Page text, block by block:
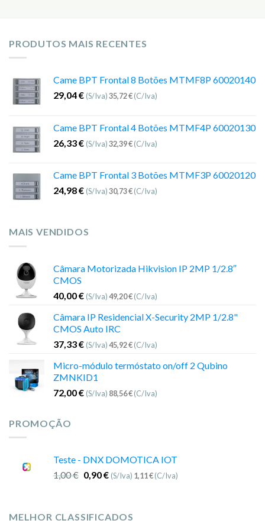
PRODUTOS MAIS RECENTES
Came BPT Frontal 8 Botões MTMF8P 60020140
29,04€ (S/Iva)35,72€(C/Iva)
Came BPT Frontal 4 Botões MTMF4P 60020130
26,33€ (S/Iva)32,39€(C/Iva)
Came BPT Frontal 3 Botões MTMF3P 60020120
24,98€ (S/Iva)30,73€(C/Iva)
MAIS VENDIDOS
Câmara Motorizada Hikvision IP 2MP 1/2.8″
CMOS
40,00€ (S/Iva)49,20€(C/Iva)
Câmara IP Residencial X-Security 2MP 1/2.8"
CMOS Auto IRC
37,33€ (S/Iva)45,92€(C/Iva)
Micro-módulo termóstato on/off 2 Qubino
ZMNKID1
72,00€ (S/Iva) 88,56€(C/Iva)
PROMOÇÃO
Teste - DNX DOMOTICA IOT
1,00€ 0,90€ (S/Iva) 1,11€(C/Iva)
MELHOR CLASSIFICADOS